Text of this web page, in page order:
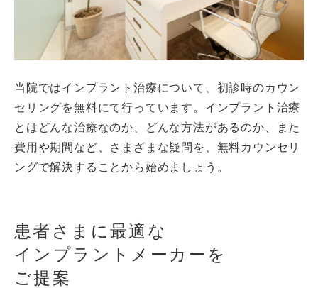
当院ではインプラント治療について、初診時のカウン
セリングを無料にて行っています。インプラント治療
とはどんな治療なのか、どんな方法があるのか、また
費用や期間など、さまざまな疑問を、無料カウンセリ
ングで解決することから始めましょう。
患者さまに最適な
インプラントメーカーを
ご提案